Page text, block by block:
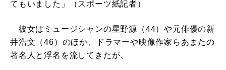
てもいました」（スポーツ紙記者）
彼女はミュージシャンの星野源（44）や元俳優の新
井浩文（46）のほか、ドラマーや映像作家らあまたの
著名人と浮名を流してきたが、